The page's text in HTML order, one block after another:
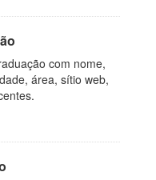
com nome,
área, sítio web,